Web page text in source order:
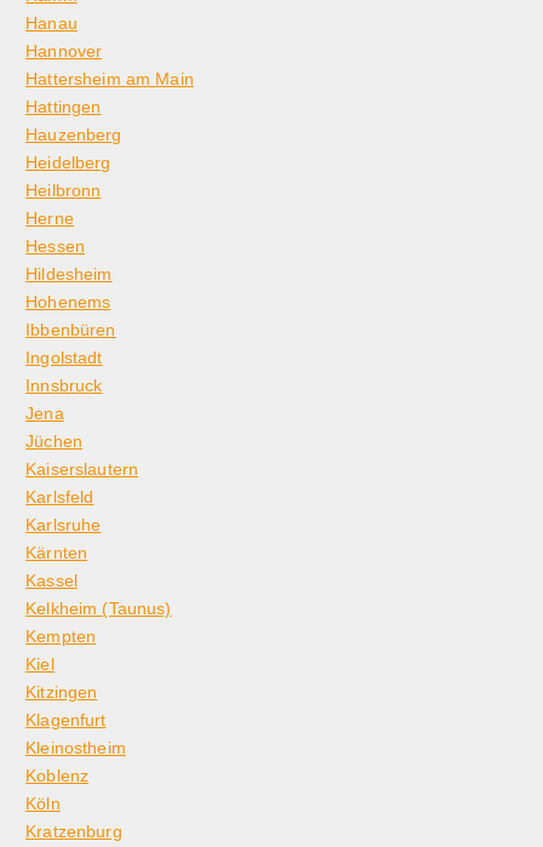
Hanau
Hannover
Hattersheim am Main
Hattingen
Hauzenberg
Heidelberg
Heilbronn
Herne
Hessen
Hildesheim
Hohenems
Ibbenbüren
Ingolstadt
Innsbruck
Jena
Jüchen
Kaiserslautern
Karlsfeld
Karlsruhe
Kärnten
Kassel
Kelkheim (Taunus)
Kempten
Kiel
Kitzingen
Klagenfurt
Kleinostheim
Koblenz
Köln
Kratzenburg